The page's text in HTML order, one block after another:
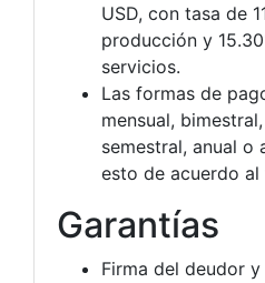
USD, con tasa de
producción y
servicios.
Las formas de
mensual,
semestral, anual o
esto de acuerdo
Garantías
Firma del deudor